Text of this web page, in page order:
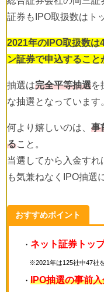
証券もIPO取扱数はト
2021年のIPO取扱数は
ン証券で申込すること
抽選は完全平等抽選を
な抽選となっています
何より嬉しいのは、 事
る こと。
当選してから入金す
も気兼ねなくIPO抽選
おすすめポイント
・ ネット証券トッ
※2021年は125社中47社
・ IPO抽選の事前